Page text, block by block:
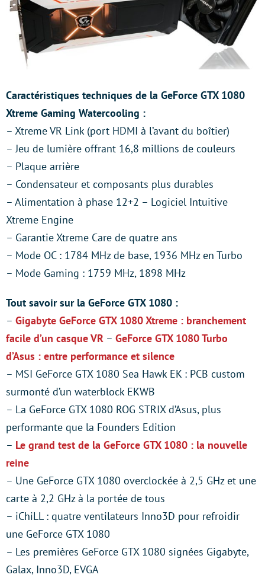
Caractéristiques techniques de la GeForce GTX 1080
Xtreme Gaming Watercooling :
– Xtreme VR Link (port HDMI à l’avant du boîtier)
– Jeu de lumière offrant 16,8 millions de couleurs
– Plaque arrière
– Condensateur et composants plus durables
– Alimentation à phase 12+2 – Logiciel Intuitive
Xtreme Engine
– Garantie Xtreme Care de quatre ans
– Mode OC : 1784 MHz de base, 1936 MHz en Turbo
– Mode Gaming : 1759 MHz, 1898 MHz
Tout savoir sur la GeForce GTX 1080 :
– Gigabyte GeForce GTX 1080 Xtreme : branchement
facile d’un casque VR – GeForce GTX 1080 Turbo
d’Asus : entre performance et silence
– MSI GeForce GTX 1080 Sea Hawk EK : PCB custom
surmonté d’un waterblock EKWB
– La GeForce GTX 1080 ROG STRIX d’Asus, plus
performante que la Founders Edition
– Le grand test de la GeForce GTX 1080 : la nouvelle
reine
– Une GeForce GTX 1080 overclockée à 2,5 GHz et une
carte à 2,2 GHz à la portée de tous
– iChiLL : quatre ventilateurs Inno3D pour refroidir
une GeForce GTX 1080
– Les premières GeForce GTX 1080 signées Gigabyte,
Galax, Inno3D, EVGA